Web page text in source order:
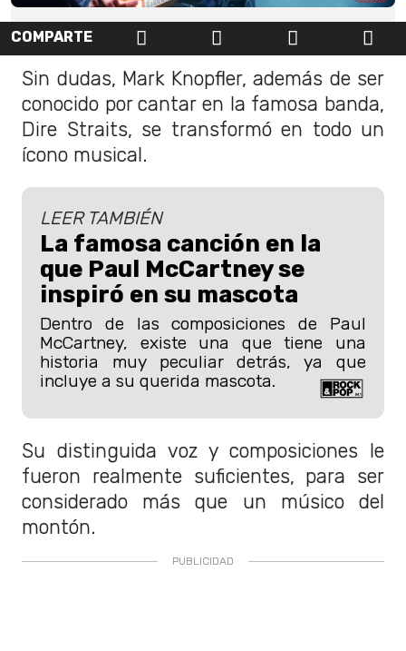
COMPARTE
Sin dudas, Mark Knopfler, además de ser
conocido por cantar en la famosa banda,
Dire Straits, se transformó en todo un
ícono musical.
LEER TAMBIÉN
La famosa canción en la
que Paul McCartney se
inspiró en su mascota
Dentro de las composiciones de Paul
McCartney, existe una que tiene una
historia muy peculiar detrás, ya que
incluye a su querida mascota.
Su distinguida voz y composiciones le
fueron realmente suficientes, para ser
considerado más que un músico del
montón.